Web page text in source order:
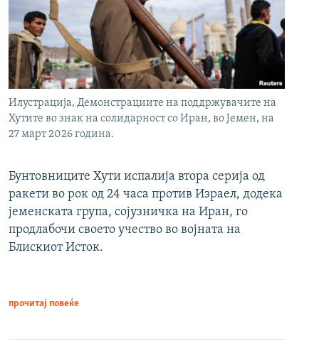
Илустрација, Демонстрациите на поддржувачите на
Хутите во знак на солидарност со Иран, во Јемен, на
27 март 2026 година.
Бунтовниците Хути испалија втора серија од
ракети во рок од 24 часа против Израел, додека
јеменската група, сојузничка на Иран, го
продлабочи своето учество во војната на
Блискиот Исток.
прочитај повеќе